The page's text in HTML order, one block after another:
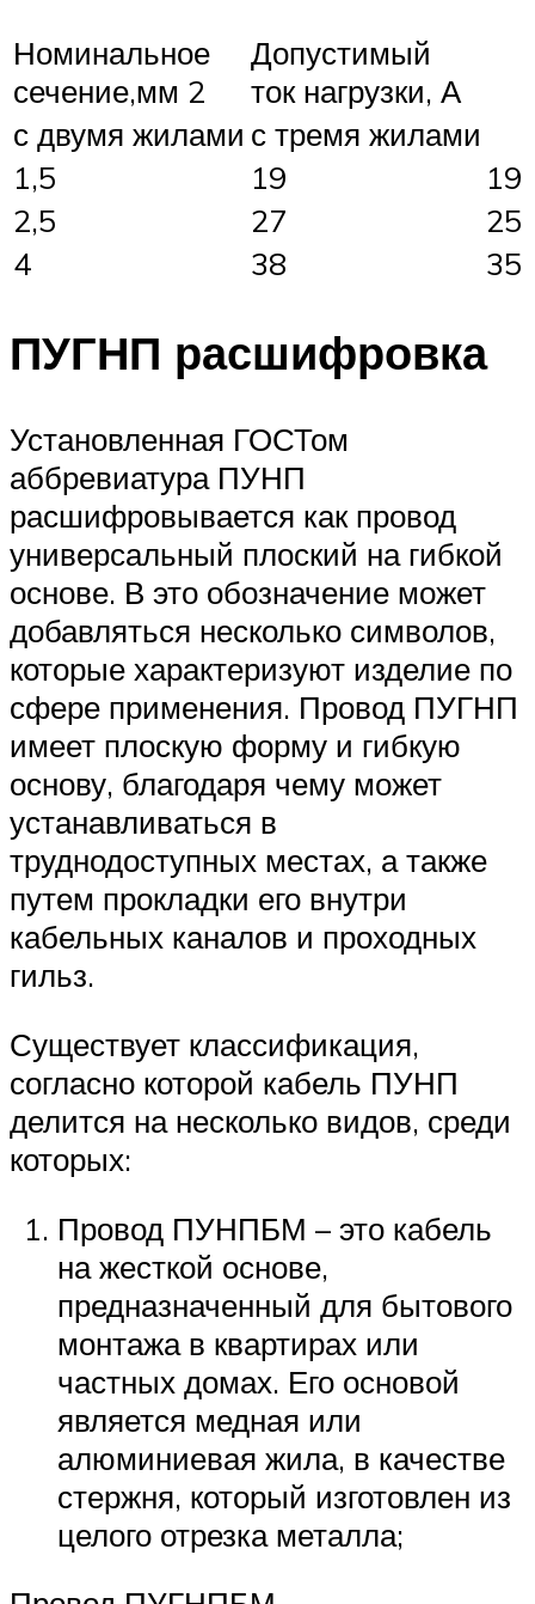
Номинальное
сечение,мм 2
Допустимый
ток нагрузки, А
с двумя жилами с тремя жилами
1,5
19
19
2,5
27
25
4
38 35
ПУГНП расшифровка
Установленная ГОСТом
аббревиатура ПУНП
расшифровывается как провод
универсальный плоский на гибкой
основе. В это обозначение может
добавляться несколько символов,
которые характеризуют изделие по
сфере применения. Провод ПУГНП
имеет плоскую форму и гибкую
основу, благодаря чему может
устанавливаться в
труднодоступных местах, а также
путем прокладки его внутри
кабельных каналов и проходных
гильз.
Существует классификация,
согласно которой кабель ПУНП
делится на несколько видов, среди
которых:
Провод ПУНПБМ – это кабель
на жесткой основе,
предназначенный для бытового
монтажа в квартирах или
частных домах. Его основой
является медная или
алюминиевая жила, в качестве
стержня, который изготовлен из
целого отрезка металла;